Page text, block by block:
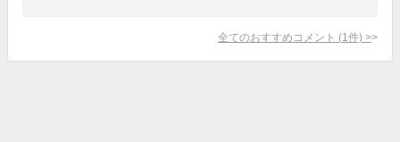
全てのおすすめコメント (1 件) >